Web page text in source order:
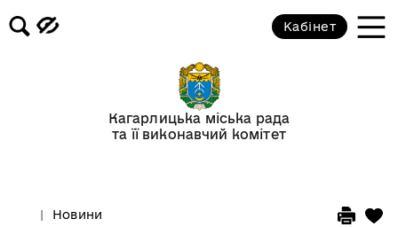
Кагарлицька міська рада
та її виконавчий комітет
Кабінет
Новини